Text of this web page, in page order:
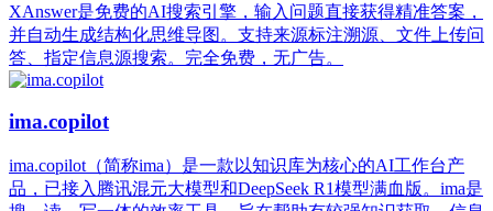
XAnswer是免费的AI搜索引擎，输入问题直接获得精准答案，
并自动生成结构化思维导图。支持来源标注溯源、文件上传问
答、指定信息源搜索。完全免费，无广告。
ima.copilot
ima.copilot（简称ima）是一款以知识库为核心的AI工作台产
品，已接入腾讯混元大模型和DeepSeek R1模型满血版。ima是